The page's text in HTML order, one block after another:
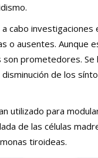
cabo investigaciones
o ausentes. Aunque
prometedores. Se
de los
utilizado para
de las células
tiroideas.